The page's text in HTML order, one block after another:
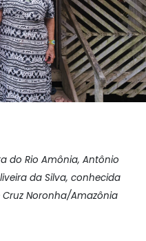
do Rio Amônia, Antônio
da Silva, conhecida
Noronha/Amazônia